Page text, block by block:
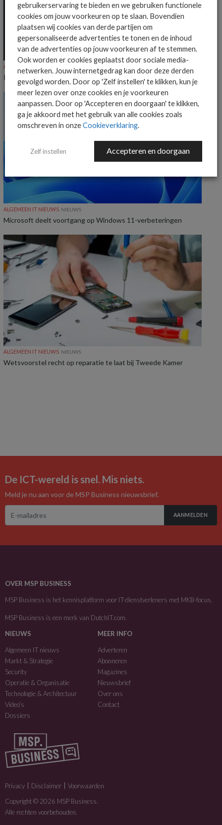
ALGEMEEN IT NIEUWS
KnowBe4 voegt Claude-ondersteuning toe aan Agent Risk Manager
ALGEMEEN IT NIEUWS NIEUWS
Microsoft deelt voortgang op Windows 11-verbeteringen
ALGEMEEN IT NIEUWS NIEUWS
Wetsvoorstel recht op reparatie te laat bij Tweede Kamer
De ICT-wereld is snel. Mis niets.
Meld je nu aan voor de MSP Business nieuwsbrief.
AANMELDEN
OVER MSP BUSINESS
MSP Business is het kennisplatform voor IT-dienstverleners met MKB-focus.
MSP Business is een merk van DutchIT.com.
NIEUWS
Algemeen IT nieuws
Markt & Strategie
Security
Operatie & Organisatie
Technologie & Architectuur
Video’s
Dossiers
MEER INFO
Adverteren
Abonneren
Magazines
Nieuwsbrief
Over ons
Contact
Privacy Disclaimer
Voorwaarden
Copyright © 2026 MSP Business.
Alle rechten voorbehouden.
gebruikerservaring te bieden en we gebruiken functionele
cookies om jouw voorkeuren op te slaan. Bovendien
plaatsen wij cookies van derde partijen om
gepersonaliseerde advertenties te tonen en de inhoud
van de advertenties op jouw voorkeuren af te stemmen.
Ook worden er cookies geplaatst door sociale media-
netwerken. Jouw internetgedrag kan door deze derden
gevolgd worden. Door op 'Zelf instellen' te klikken, kun je
meer lezen over onze cookies en je voorkeuren
aanpassen. Door op 'Accepteren en doorgaan' te klikken,
ga je akkoord met het gebruik van alle cookies zoals
omschreven in onzeCookieverklaring.
Zelf instellen Accepteren en doorgaan